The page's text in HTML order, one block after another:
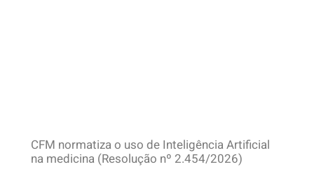
CFM normatiza o uso de Inteligência Artificial
na medicina (Resolução nº 2.454/2026)